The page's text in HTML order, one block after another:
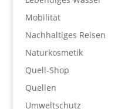
Mobilität
Nachhaltiges Reisen
Naturkosmetik
Quell-Shop
Quellen
Umweltschutz